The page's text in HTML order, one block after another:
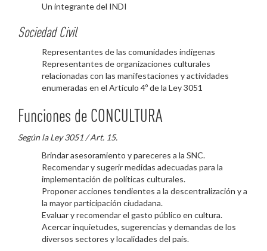
Un integrante del INDI
SociedadCivil
Representantes de las comunidades indígenas
Representantes de organizaciones culturales
relacionadas con las manifestaciones y actividades
enumeradas en el Artículo 4º de la Ley 3051
Funciones de CONCULTURA
Según la Ley 3051 / Art. 15.
Brindar asesoramiento y pareceres a la SNC.
Recomendar y sugerir medidas adecuadas para la
implementación de políticas culturales.
Proponer acciones tendientes a la descentralización y a
la mayor participación ciudadana.
Evaluar y recomendar el gasto público en cultura.
Acercar inquietudes, sugerencias y demandas de los
diversos sectores y localidades del país.